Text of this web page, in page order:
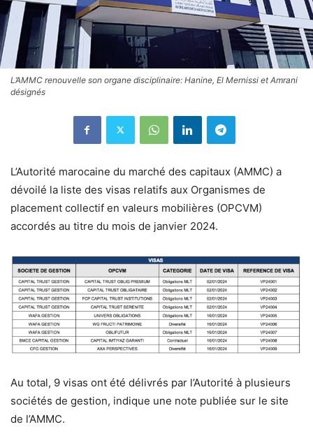
L’AMMC renouvelle son organe disciplinaire: Hanine, El Mernissi et Amrani
désignés
L’Autorité marocaine du marché des capitaux (AMMC) a
dévoilé la liste des visas relatifs aux Organismes de
placement collectif en valeurs mobilières (OPCVM)
accordés au titre du mois de janvier 2024.
Au total, 9 visas ont été délivrés par l’Autorité à plusieurs
sociétés de gestion, indique une note publiée sur le site
de l’AMMC.